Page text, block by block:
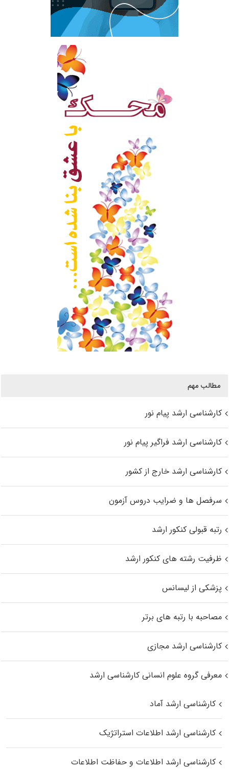
مطالب مهم
کارشناسی ارشد پیام نور
کارشناسی ارشد فراگیر پیام نور
کارشناسی ارشد خارج از کشور
سرفصل ها و ضرایب دروس آزمون
رتبه قبولی کنکور ارشد
ظرفیت رشته های کنکور ارشد
پزشکی از لیسانس
مصاحبه با رتبه های برتر
کارشناسی ارشد مجازی
معرفی گروه علوم انسانی کارشناسی ارشد
کارشناسی ارشد آماد
کارشناسی ارشد اطلاعات استراتژیک
کارشناسی ارشد اطلاعات و حفاظت اطلاعات